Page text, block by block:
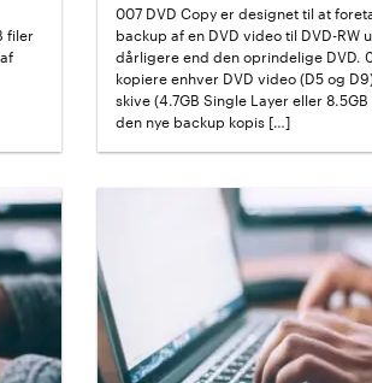
filer
007 DVD Copy er designet til at
backup af en DVD video til DVD-RW
dårligere end den oprindelige DVD.
kopiere enhver DVD video (D5 og
skive (4.7GB Single Layer eller
den nye backup kopis […]